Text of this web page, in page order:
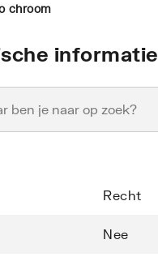
chroom
informatie
Recht
Nee